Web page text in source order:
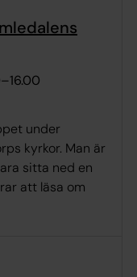
–16.00
under
kyrkor. Man är
sitta ned en
att läsa om